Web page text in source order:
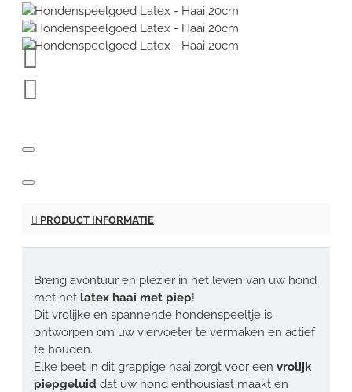
PRODUCT INFORMATIE
Breng avontuur en plezier in het leven van uw hond
met het latex haai met piep!
Dit vrolijke en spannende hondenspeeltje is
ontworpen om uw viervoeter te vermaken en actief
te houden.
Elke beet in dit grappige haai zorgt voor een vrolijk
piepgeluid dat uw hond enthousiast maakt en